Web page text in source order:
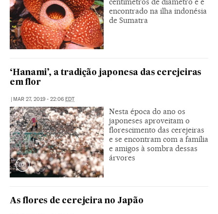
encontrado na ilha indonésia
de Sumatra
‘Hanami’, a tradição japonesa das cerejeiras
em flor
MAR 27, 2019 - 22:06 EDT
Nesta época do ano os
japoneses aproveitam o
florescimento das cerejeiras
e se encontram com a família
e amigos à sombra dessas
árvores
As flores de cerejeira no Japão